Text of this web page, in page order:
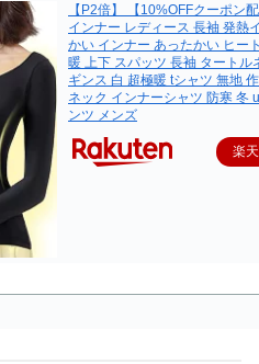
【P2倍】 【10%OFFクーポン
インナー レディース 長袖 発熱
かい インナー あったかい ヒー
暖 上下 スパッツ 長袖 タートル
ギンス 白 超極暖 tシャツ 無地
ネック インナーシャツ 防寒 冬
ンツ メンズ
楽